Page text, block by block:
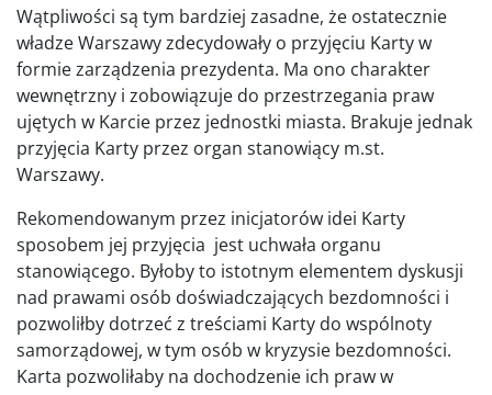
Wątpliwości są tym bardziej zasadne, że ostatecznie
władze Warszawy zdecydowały o przyjęciu Karty w
formie zarządzenia prezydenta. Ma ono charakter
wewnętrzny i zobowiązuje do przestrzegania praw
ujętych w Karcie przez jednostki miasta. Brakuje jednak
przyjęcia Karty przez organ stanowiący m.st.
Warszawy.
Rekomendowanym przez inicjatorów idei Karty
sposobem jej przyjęcia jest uchwała organu
stanowiącego. Byłoby to istotnym elementem dyskusji
nad prawami osób doświadczających bezdomności i
pozwoliłby dotrzeć z treściami Karty do wspólnoty
samorządowej, w tym osób w kryzysie bezdomności.
Karta pozwoliłaby na dochodzenie ich praw w